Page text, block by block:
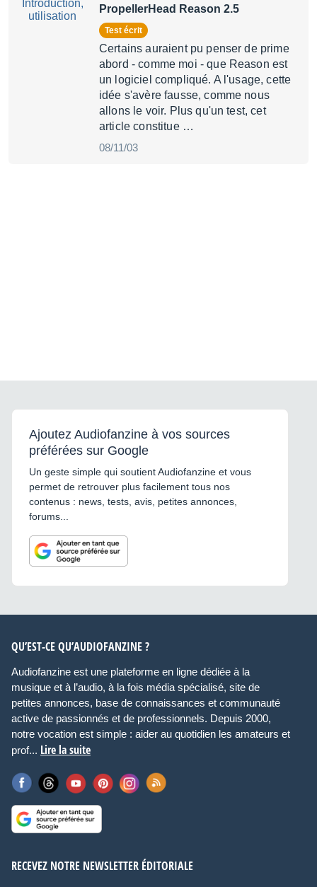
PropellerHead Reason 2.5
Test écrit
Certains auraient pu penser de prime
abord - comme moi - que Reason est
un logiciel compliqué. A l'usage, cette
idée s'avère fausse, comme nous
allons le voir. Plus qu'un test, cet
article constitue …
08/11/03
Ajoutez Audiofanzine à vos sources
préférées sur Google
Un geste simple qui soutient Audiofanzine et vous
permet de retrouver plus facilement tous nos
contenus : news, tests, avis, petites annonces,
forums...
QU’EST-CE QU’AUDIOFANZINE ?
Audiofanzine est une plateforme en ligne dédiée à la
musique et à l’audio, à la fois média spécialisé, site de
petites annonces, base de connaissances et communauté
active de passionnés et de professionnels. Depuis 2000,
notre vocation est simple : aider au quotidien les amateurs et
prof... Lire la suite
RECEVEZ NOTRE NEWSLETTER ÉDITORIALE